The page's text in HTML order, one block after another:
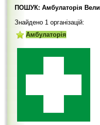
ПОШУК: Амбулаторія
Знайдено 1 організацій:
Амбулаторія